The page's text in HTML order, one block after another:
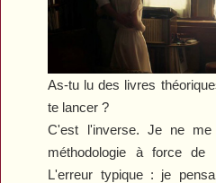
As-tu lu des livres
te lancer ?
C'est l'inverse. Je ne
méthodologie à force
L'erreur typique : je